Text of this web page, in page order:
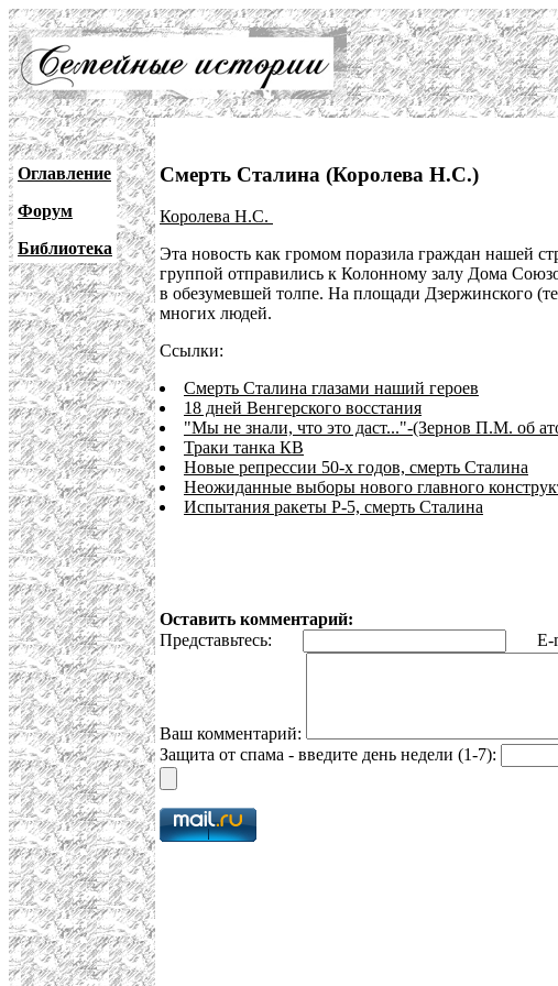
Оглавление
Форум
Библиотека
Смерть Сталина (Королева Н.С.)
Королева Н.С.
Эта новость как громом поразила граждан нашей
группой отправились к Колонному залу Дома
в обезумевшей толпе. На площади Дзержинского
многих людей.
Ссылки:
Смерть Сталина глазами наший героев
18 дней Венгерского восстания
"Мы не знали, что это даст..."-(Зернов П.М. об
Траки танка КВ
Новые репрессии 50-х годов, смерть Сталина
Неожиданные выборы нового главного
Испытания ракеты Р-5, смерть Сталина
Оставить комментарий:
Представьтесь:
E-
Ваш комментарий:
Защита от спама - введите день недели (1-7):